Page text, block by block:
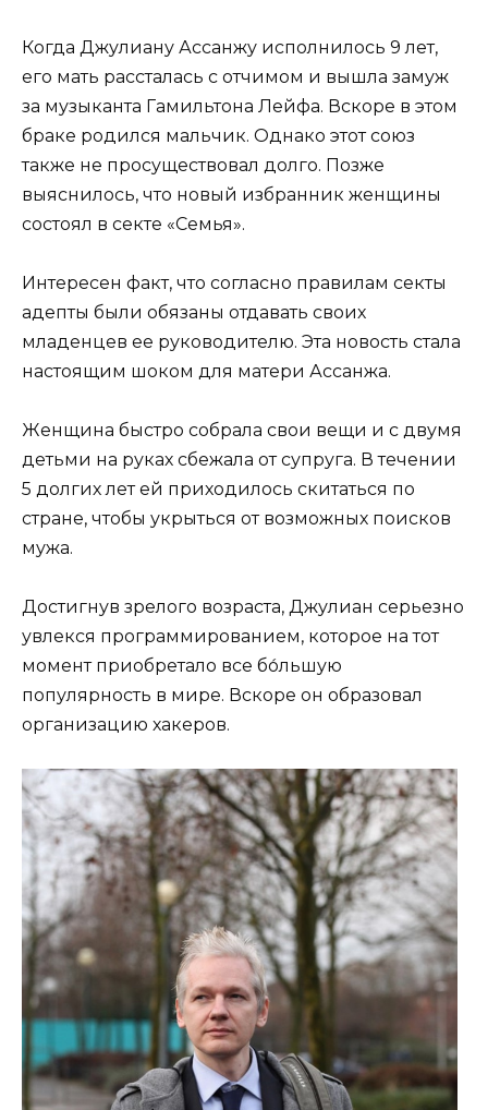
Когда Джулиану Ассанжу исполнилось 9 лет,
его мать рассталась с отчимом и вышла замуж
за музыканта Гамильтона Лейфа. Вскоре в этом
браке родился мальчик. Однако этот союз
также не просуществовал долго. Позже
выяснилось, что новый избранник женщины
состоял в секте «Семья».
Интересен факт, что согласно правилам секты
адепты были обязаны отдавать своих
младенцев ее руководителю. Эта новость стала
настоящим шоком для матери Ассанжа.
Женщина быстро собрала свои вещи и с двумя
детьми на руках сбежала от супруга. В течении
5 долгих лет ей приходилось скитаться по
стране, чтобы укрыться от возможных поисков
мужа.
Достигнув зрелого возраста, Джулиан серьезно
увлекся программированием, которое на тот
момент приобретало все бо́льшую
популярность в мире. Вскоре он образовал
организацию хакеров.